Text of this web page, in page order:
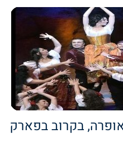
בקרוב בפארק